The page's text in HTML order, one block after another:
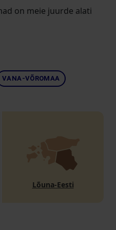
on meie juurde alati
VANA-VÕROMAA
Lõuna-Eesti